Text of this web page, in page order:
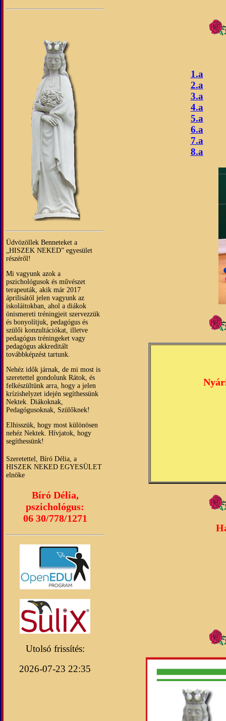
Üdvözöllek Benneteket a
„HISZEK NEKED” egyesület
részéről!
Mi vagyunk azok a
pszichológusok és művészet
terapeuták, akik már 2017
áprilisától jelen vagyunk az
iskoláitokban, ahol a diákok
önismereti tréningjeit szervezzük
és bonyolítjuk, pedagógus és
szülői konzultációkat, illetve
pedagógus tréningeket vagy
pedagógus akkreditált
továbbképzést tartunk.
Nehéz idők járnak, de mi most is
szeretettel gondolunk Rátok, és
felkészültünk arra, hogy a jelen
krízishelyzet idején segíthessünk
Nektek. Diákoknak,
Pedagógusoknak, Szülőknek!
Elhisszük, hogy most különösen
nehéz Nektek. Hívjatok, hogy
segíthessünk!
Szeretettel, Bíró Délia, a
HISZEK NEKED EGYESÜLET
elnöke
Bíró Délia,
pszichológus:
06 30/778/1271
Utolsó frissítés:
2026-07-23 22:35
1.a
2.a
3.a
4.a
5.a
6.a
7.a
8.a